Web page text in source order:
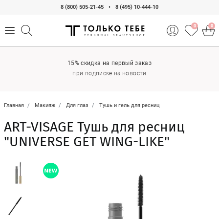
8 (800) 505-21-45 • 8 (495) 10-444-10
0 0
15% скидка на первый заказ
при подписке на новости
Главная Макияж Для глаз Тушь и гель для ресниц
ART-VISAGE Тушь для ресниц
"UNIVERSE GET WING-LIKE"